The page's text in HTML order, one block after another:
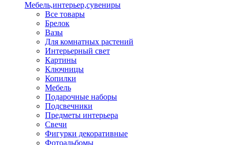
Мебель,интерьер,сувениры
Все товары
Брелок
Вазы
Для комнатных растений
Интерьерный свет
Картины
Ключницы
Копилки
Мебель
Подарочные наборы
Подсвечники
Предметы интерьера
Свечи
Фигурки декоративные
Фотоальбомы